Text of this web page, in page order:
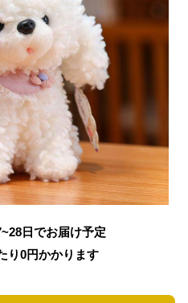
日でお届け予定
り0円かかります